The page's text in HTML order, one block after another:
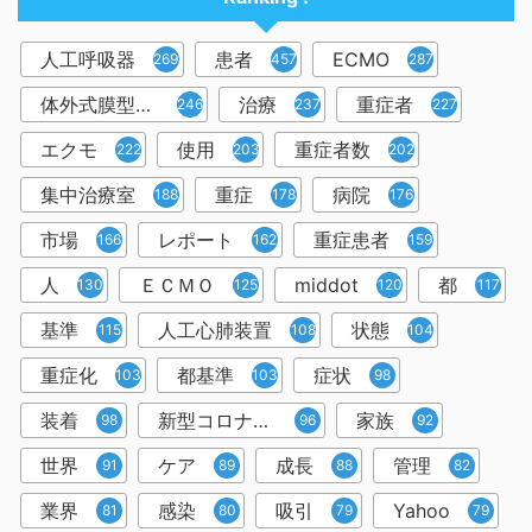
人工呼吸器 2698 患者 457 ECMO 287
体外式膜型人工肺 246 治療 237 重症者 227
エクモ 222 使用 203 重症者数 202
集中治療室 188 重症 178 病院 176
市場 166 レポート 162 重症患者 159
人 130 ＥＣＭＯ 125 middot 120 都 117
基準 115 人工心肺装置 108 状態 104
重症化 103 都基準 103 症状 98
装着 98 新型コロナウイルス 96 家族 92
世界 91 ケア 89 成長 88 管理 82
業界 81 感染 80 吸引 79 Yahoo 79